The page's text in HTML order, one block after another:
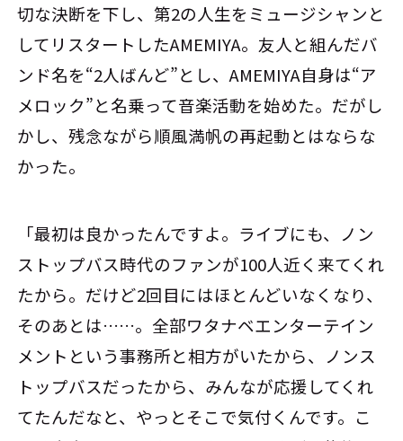
切な決断を下し、第2の人生をミュージシャンと
してリスタートしたAMEMIYA。友人と組んだバ
ンド名を“2人ばんど”とし、AMEMIYA自身は“ア
メロック”と名乗って音楽活動を始めた。だがし
かし、残念ながら順風満帆の再起動とはならな
かった。
「最初は良かったんですよ。ライブにも、ノン
ストップバス時代のファンが100人近く来てくれ
たから。だけど2回目にはほとんどいなくなり、
そのあとは……。全部ワタナベエンターテイン
メントという事務所と相方がいたから、ノンス
トップバスだったから、みんなが応援してくれ
てたんだなと、やっとそこで気付くんです。こ